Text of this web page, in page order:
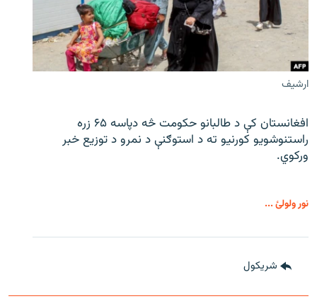
ارشیف
افغانستان کې د طالبانو حکومت څه دپاسه ۶۵ زره
راستنوشویو کورنیو ته د استوګنې د نمرو د توزیع خبر
ورکوي.
نور ولولئ ...
شريکول